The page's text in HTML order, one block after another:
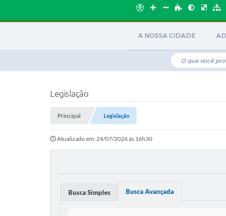
A NOSSA CIDADE
Legislação
Principal Legislação
Atualizado em: 24/07/2026 às 16h30
Busca Simples Busca Avançada